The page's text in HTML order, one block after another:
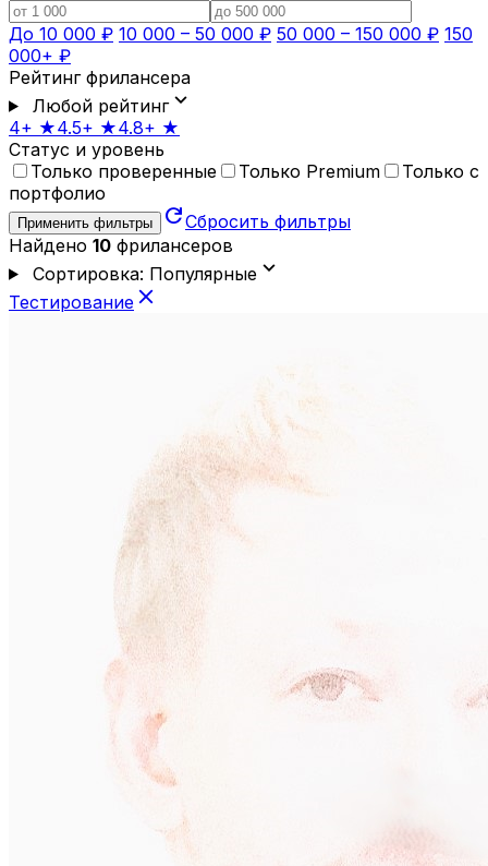
До 10 000 ₽ 10 000 – 50 000 ₽ 50 000 – 150 000 ₽ 150
000+ ₽
Рейтинг фрилансера
Любой рейтингexpand_more
4+ ★4.5+ ★4.8+ ★
Статус и уровень
Только проверенные
Только Premium
Только с
портфолио
Применить фильтры refreshСбросить фильтры
Найдено 10 фрилансеров
Сортировка: Популярныеexpand_more
Тестирование close